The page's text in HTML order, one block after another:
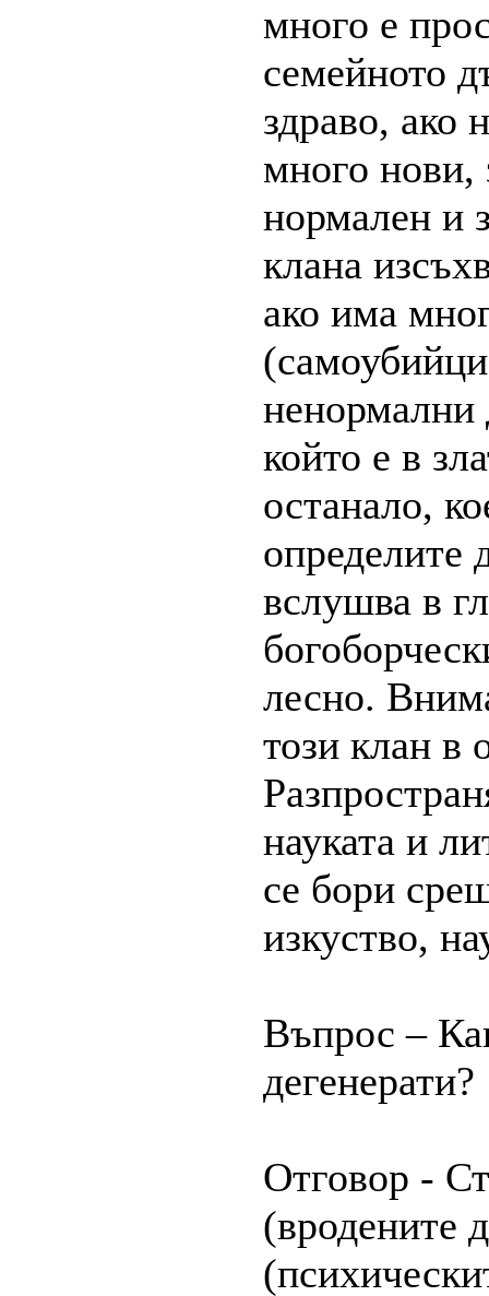
много е
семейното
здраво, ако
много нови,
нормален и
клана
ако има
ненормални
който е в
останало,
определите
вслушва в
лесно.
този клан в
науката и
се бори
изкуство,
Въпрос –
дегенерати?
Отговор -
(вродените